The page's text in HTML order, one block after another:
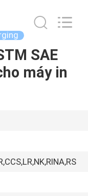
SAE
máy in